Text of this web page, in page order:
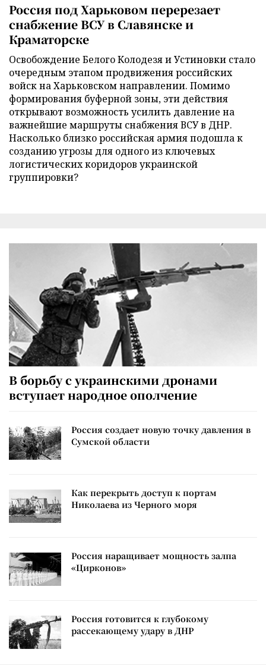
Россия под Харьковом перерезает
снабжение ВСУ в Славянске и
Краматорске
Освобождение Белого Колодезя и Устиновки стало
очередным этапом продвижения российских
войск на Харьковском направлении. Помимо
формирования буферной зоны, эти действия
открывают возможность усилить давление на
важнейшие маршруты снабжения ВСУ в ДНР.
Насколько близко российская армия подошла к
созданию угрозы для одного из ключевых
логистических коридоров украинской
группировки?
В борьбу с украинскими дронами
вступает народное ополчение
Россия создает новую точку давления в
Сумской области
Как перекрыть доступ к портам
Николаева из Черного моря
Россия наращивает мощность залпа
«Цирконов»
Россия готовится к глубокому
рассекающему удару в ДНР